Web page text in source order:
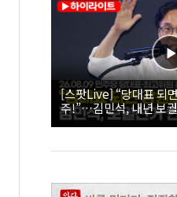
[스팟Live] “당대표 되
주!”…김민석, 내년 보
호소 | 26.08.09 더불어